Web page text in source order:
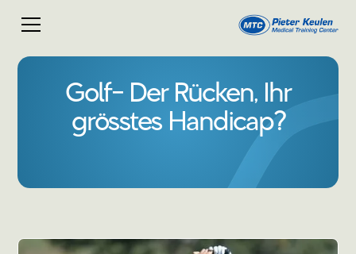
Golf- Der Rücken, Ihr
grösstes Handicap?